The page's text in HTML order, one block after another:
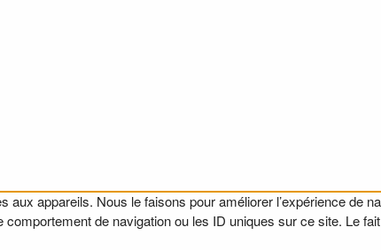
appareils. Nous le faisons pour améliorer l’expérience de
de navigation ou les ID uniques sur ce site. Le